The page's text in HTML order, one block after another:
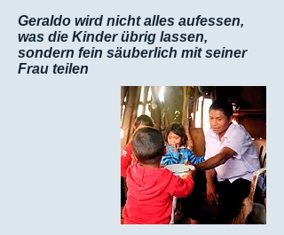
Geraldo wird nicht alles aufessen,
was die Kinder übrig lassen,
sondern fein säuberlich mit seiner
Frau teilen